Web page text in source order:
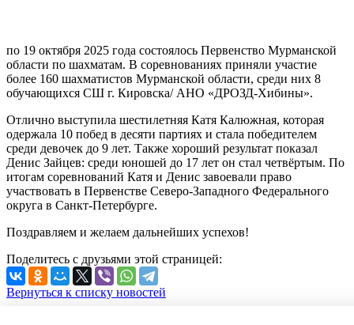
по 19 октября 2025 года состоялось Первенство Мурманской
области по шахматам. В соревнованиях приняли участие
более 160 шахматистов Мурманской области, среди них 8
обучающихся СШ г. Кировска/ АНО «ДРОЗД-Хибины».
Отлично выступила шестилетняя Катя Калюжная, которая
одержала 10 побед в десяти партиях и стала победителем
среди девочек до 9 лет. Также хороший результат показал
Денис Зайцев: среди юношей до 17 лет он стал четвёртым. По
итогам соревнований Катя и Денис завоевали право
участвовать в Первенстве Северо-Западного Федерального
округа в Санкт-Петербурге.
Поздравляем и желаем дальнейших успехов!
Поделитесь с друзьями этой страницей:
Вернуться к списку новостей